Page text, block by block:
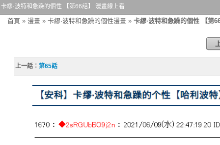
卡繆·波特和急躁的個性 【第66話】 漫畫線上看
首頁 » 漫畫 » 卡繆·波特和急躁的個性漫畫 » 卡繆·波特和急躁的個性 【第
上一話：第65話